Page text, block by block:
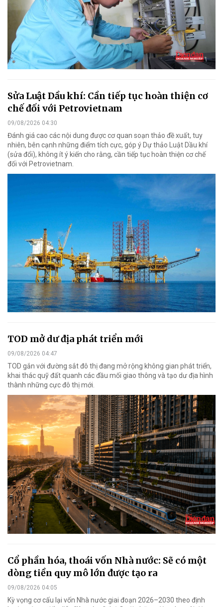
Sửa Luật Dầu khí: Cần tiếp tục hoàn thiện cơ
chế đối với Petrovietnam
09/08/2026 04:30
Đánh giá cao các nội dung được cơ quan soạn thảo đề xuất, tuy
nhiên, bên cạnh những điểm tích cực, góp ý Dự thảo Luật Dầu khí
(sửa đổi), không ít ý kiến cho rằng, cần tiếp tục hoàn thiện cơ chế
đối với Petrovietnam.
TOD mở dư địa phát triển mới
09/08/2026 04:47
TOD gắn với đường sắt đô thị đang mở rộng không gian phát triển,
khai thác quỹ đất quanh các đầu mối giao thông và tạo dư địa hình
thành những cực đô thị mới.
Cổ phần hóa, thoái vốn Nhà nước: Sẽ có một
dòng tiền quy mô lớn được tạo ra
09/08/2026 04:05
Kỳ vọng cơ cấu lại vốn Nhà nước giai đoạn 2026–2030 theo định